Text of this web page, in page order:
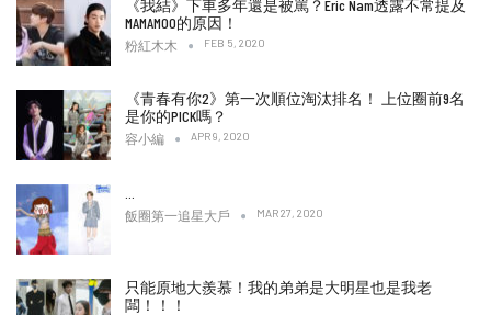
《我結》下車多年還是被罵？Eric Nam透露不常提及
MAMAMOO的原因！
粉紅木木 FEB 5, 2020
《青春有你2》第一次順位淘汰排名！ 上位圈前9名
是你的PICK嗎？
容小編 APR 9, 2020
飯圈第一追星大戶 MAR 27, 2020
只能原地大羨慕！我的弟弟是大明星也是我老
闆！！！